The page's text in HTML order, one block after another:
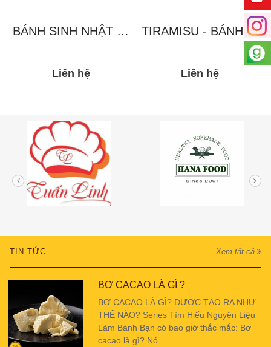
BÁNH SINH NHẬT IN...
Liên hệ
TIRAMISU - BÁNH TẶNG...
Liên hệ
TIN TỨC Xem tất cả
BƠ CACAO LÀ GÌ ?
BƠ CACAO LÀ GÌ? ĐƯỢC TẠO RA NHƯ
THẾ NÀO? Series Tìm Hiểu Nguyên Liệu
Làm Bánh Bạn có bao giờ thắc mắc: Bơ
cacao là gì? Nó...